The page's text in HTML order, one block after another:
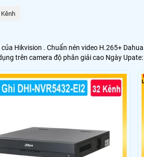
Kênh
Hikvision . Chuẩn nén video H.265+
trên camera độ phân giải cao Ngày Upate: